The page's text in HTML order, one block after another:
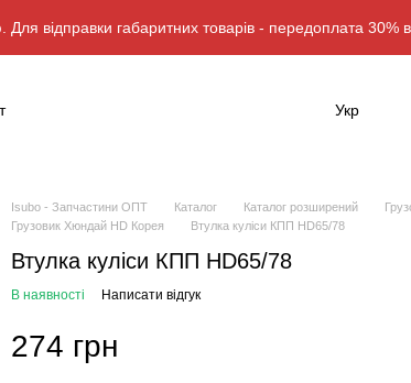
відправки габаритних товарів - передоплата 30%
Укр
Isubo - Запчастини ОПТ Каталог Каталог розширений
Грузовик Хюндай HD Корея
Втулка куліси КПП HD65/78
Втулка куліси КПП HD65/78
В наявності Написати відгук
274 грн